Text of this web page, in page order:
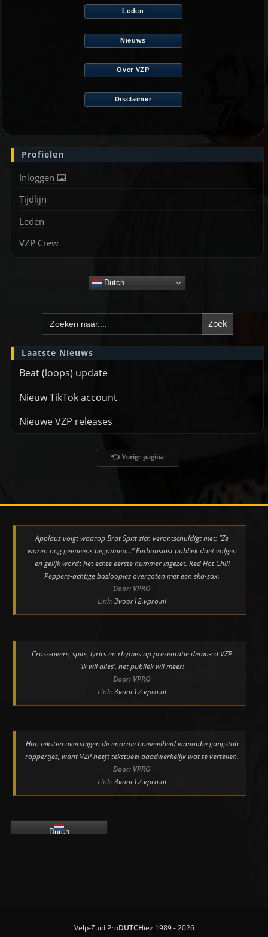
Leden
Nieuws
Over VZP
Disclaimer
Profielen
Inloggen ⌨️
Tijdlijn
Leden
VZP Crew
Dutch
Zoek
Laatste Nieuws
Beat (loops) update
Nieuw TikTok account
Nieuwe VZP releases
👈 Vorige pagina
Applaus volgt waarop Brat Spitt zich verontschuldigt met: “Ze
waren nog geeneens begonnen…” Enthousiast publiek doet volgen
en gelijk wordt het echte eerste nummer ingezet. Red Hot Chili
Peppers-achtige basloopjes overgoten met een ska-sax.
Door: VPRO
Link:3voor12.vpro.nl
Cross-overs, spits, lyrics en rhymes op presentatie demo-cd VZP
‘Ik wil alles’, het publiek wil meer!
Door: VPRO
Link:3voor12.vpro.nl
Hun teksten overstijgen de enorme hoeveelheid wannabe gangstah
rappertjes, want VZP heeft tekstueel daadwerkelijk wat te vertellen.
Door: VPRO
Link:3voor12.vpro.nl
Dutch
Velp-Zuid ProDUTCHiez 1989 - 2026